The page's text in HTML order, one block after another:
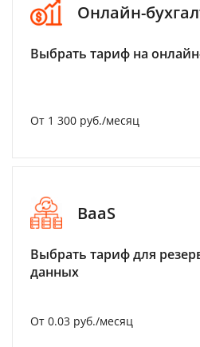
Онлайн-
Выбрать тариф на
От 1 300 руб./месяц
BaaS
Выбрать тариф для
данных
От 0.03 руб./месяц